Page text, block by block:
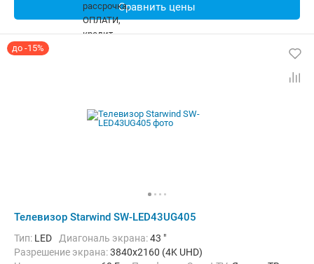
Сравнить цены
до -15%
Телевизор Starwind SW-LED43UG405
Тип: LED Диагональ экрана:43 "
Разрешение экрана:3840x2160 (4K UHD)